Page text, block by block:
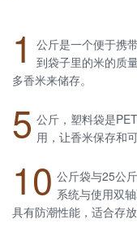
1
公斤是一个便于携
到袋子里的米的质
多香米来储存。
5 公斤，塑料袋是
用，让香米保存和
10 公斤袋与25公
系统与使用双
具有防潮性能，适合存放